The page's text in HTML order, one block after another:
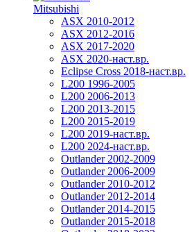
Mitsubishi
ASX 2010-2012
ASX 2012-2016
ASX 2017-2020
ASX 2020-наст.вр.
Eclipse Cross 2018-наст.вр.
L200 1996-2005
L200 2006-2013
L200 2013-2015
L200 2015-2019
L200 2019-наст.вр.
L200 2024-наст.вр.
Outlander 2002-2009
Outlander 2006-2009
Outlander 2010-2012
Outlander 2012-2014
Outlander 2014-2015
Outlander 2015-2018